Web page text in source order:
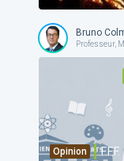
Bruno
Professeur,
Opinion F.F.F.